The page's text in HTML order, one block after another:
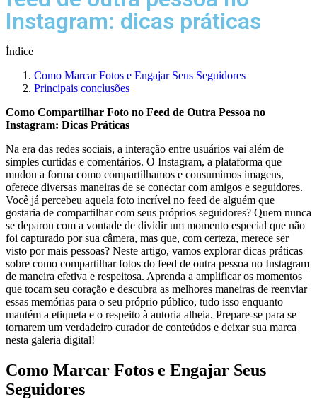
Instagram: dicas práticas
Índice
Como Marcar Fotos e Engajar Seus Seguidores
Principais conclusões
Como Compartilhar Foto no Feed de Outra Pessoa no
Instagram: Dicas Práticas
Na era das redes sociais, a interação entre usuários vai além de
simples ⁢curtidas e comentários. O ‌Instagram, a plataforma que
mudou a forma como compartilhamos e consumimos imagens,
oferece diversas maneiras de se conectar com amigos e seguidores.
Você já percebeu aquela foto incrível no feed de alguém que‍
gostaria de compartilhar com seus próprios seguidores? Quem nunca
se⁣ deparou com a vontade de dividir um momento especial que não
foi⁤ capturado por sua câmera, mas ‍que, com certeza, merece ser
visto⁤ por mais pessoas? Neste artigo, vamos ⁤explorar dicas práticas
sobre como compartilhar fotos do feed‌ de outra pessoa no Instagram⁣
de maneira efetiva e respeitosa. Aprenda a amplificar os momentos
que tocam seu coração e descubra as melhores maneiras de reenviar⁤
essas memórias ‍para o seu próprio‍ público, tudo​ isso enquanto
mantém a‌ etiqueta ​e o respeito à autoria alheia. Prepare-se ⁢para se
tornarem um verdadeiro curador de ​conteúdos e deixar sua marca
nesta galeria digital!
Como Marcar Fotos e Engajar Seus
Seguidores